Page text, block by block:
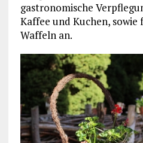
gastronomische
Kaffee und Kuchen, sowie
Waffeln an.